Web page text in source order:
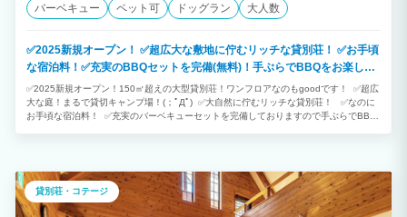
バーベキュー ペット可 ドッグラン 大人数
✅2025新規オープン！ ✅超広大な敷地に佇むリッチな貸別荘！ ✅お手頃
な宿泊料！✅充実のBBQセットを完備(無料)！手ぶらでBBQをお楽しみ
ください！ ✅焚き火もOK！✅薪もサービス！
✅2025新規オープン！150㎡超えの大型貸別荘！ワンフロアなのもgoodです！ ✅超広
大な庭！まるで貸切キャンプ場！(；ﾟДﾟ) ✅大自然に佇むリッチな貸別荘！ ✅なのに
お手頃な宿泊料！ ✅充実のバーベキューセットを完備しておりますので手ぶらでBBQ
のでワイワイ楽しめます！大騒ぎOK！ ✅大型パラソル有り！ ✅ペットOK！専用フリ
ーエリア完備！ ✅12名以上は別途ご相談ください。 ✅佐野藤岡インター出口からアク
セスも良く、お手軽にBBQ楽しめる広々一軒家です！ ✅超広大な庭は、まるで貸し切
りキャンプ場！ ✅駐車スペース3台分OK！
貸別荘・コテージ